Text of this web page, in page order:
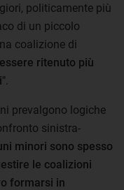
politicamente più
di un piccolo
coalizione di
ritenuto più
prevalgono logiche
sinistra-
minori sono spesso
le coalizioni
formarsi in